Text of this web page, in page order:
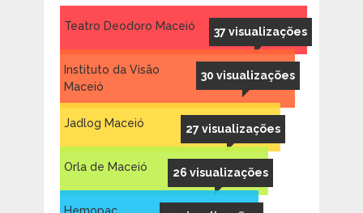
37 visualizações
Teatro Deodoro Maceió
30 visualizações
Instituto da Visão
Maceió
27 visualizações
Jadlog Maceió
26 visualizações
Orla de Maceió
Hemopac